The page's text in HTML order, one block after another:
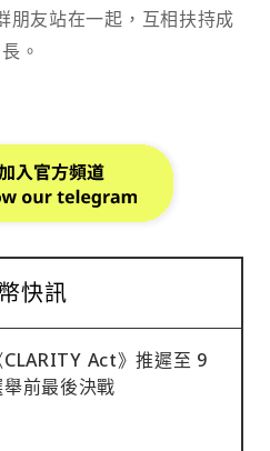
朋友站在一起，互相扶持成
長。
快訊
Act》推遲至 9
前最後決戰